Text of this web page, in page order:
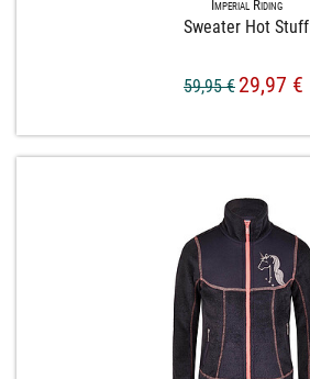
Imperial Riding
Sweater Hot Stuff
59,95 € 29,97 €